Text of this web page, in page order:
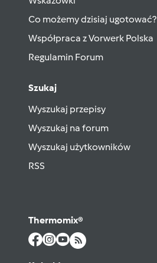
Co możemy dzisiaj ugotować?
Współpraca z Vorwerk Polska
Regulamin Forum
Szukaj
Wyszukaj przepisy
Wyszukaj na forum
Wyszukaj użytkowników
RSS
Thermomix®